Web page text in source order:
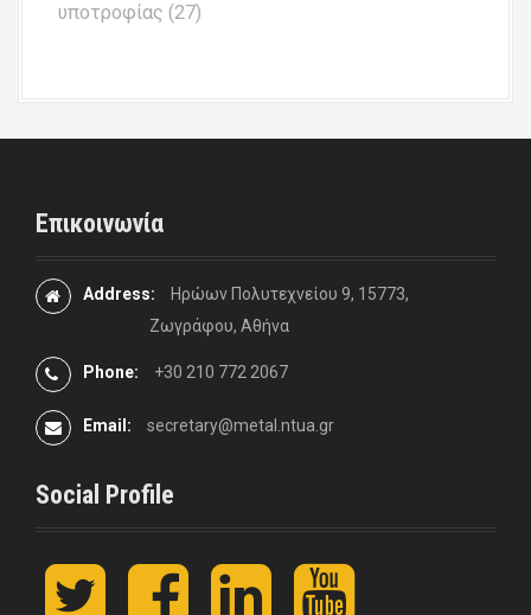
υποτροφίας (27)
Επικοινωνία
Address:
Ηρώων Πολυτεχνείου 9, 15773,
Ζωγράφου, Αθήνα
Phone: +30 210 772 2067
Email: secretary@metal.ntua.gr
Social Profile
t
F
L
y